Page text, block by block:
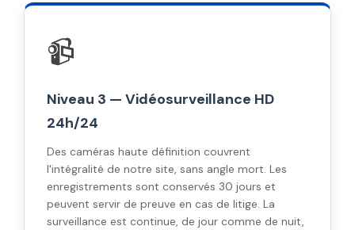
📹
Niveau 3 — Vidéosurveillance HD
24h/24
Des caméras haute définition couvrent
l'intégralité de notre site, sans angle mort. Les
enregistrements sont conservés 30 jours et
peuvent servir de preuve en cas de litige. La
surveillance est continue, de jour comme de nuit,